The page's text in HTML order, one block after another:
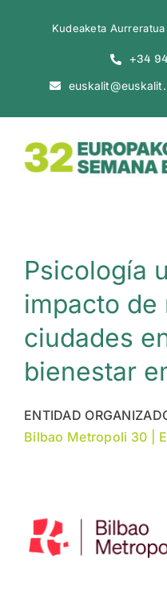
Kudeaketa
+34
ACTO INAUGURAL
SEMANA EUROPEA
WEB EUSKALIT
Psicología
impacto de
ciudades
bienestar
ENTIDAD
Bilbao Metropoli 30 |